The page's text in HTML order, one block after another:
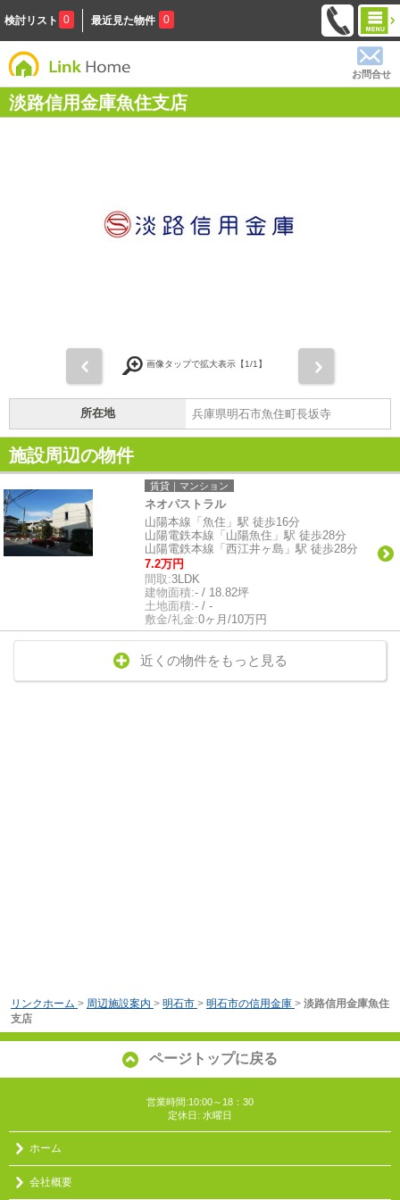
検討リスト 0 最近見た物件 0
お問合せ
淡路信用金庫魚住支店
画像タップで拡大表示【1/1】
所在地 兵庫県明石市魚住町長坂寺
施設周辺の物件
賃貸｜マンション
ネオパストラル
山陽本線「魚住」駅 徒歩16分
山陽電鉄本線「山陽魚住」駅 徒歩28分
山陽電鉄本線「西江井ヶ島」駅 徒歩28分
7.2万円
間取:3LDK
建物面積:- / 18.82坪
土地面積:- / -
敷金/礼金:0ヶ月/10万円
近くの物件をもっと見る
リンクホーム > 周辺施設案内 > 明石市 > 明石市の信用金庫 > 淡路信用金庫魚住
支店
ページトップに戻る
営業時間:10:00～18：30
定休日: 水曜日
ホーム
会社概要